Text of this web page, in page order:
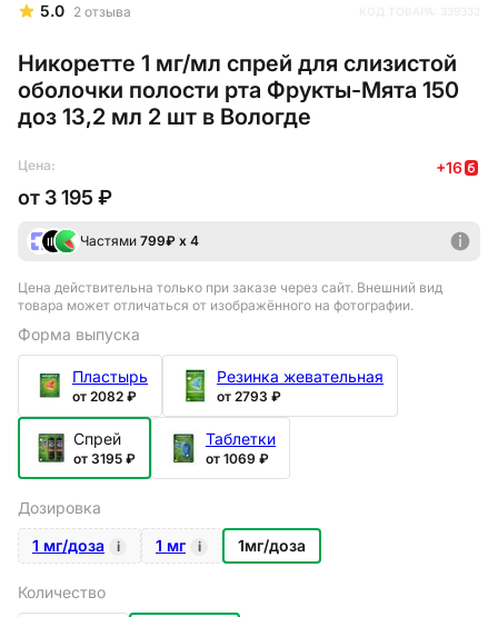
5.0 2 отзыва
Никоретте 1 мг/мл спрей для слизистой
оболочки полости рта Фрукты-Мята 150
доз 13,2 мл 2 шт в Вологде
Цена: +16
от 3 195 ₽
Частями 799₽ х 4
Цена действительна только при заказе через сайт. Внешний вид
товара может отличаться от изображённого на фотографии.
Форма выпуска
Пластырь
от 2082 ₽
Резинка жевательная
от 2793 ₽
Спрей
от 3195 ₽
Таблетки
от 1069 ₽
Дозировка
1 мг/доза
i 1 мг i 1мг/доза
Количество